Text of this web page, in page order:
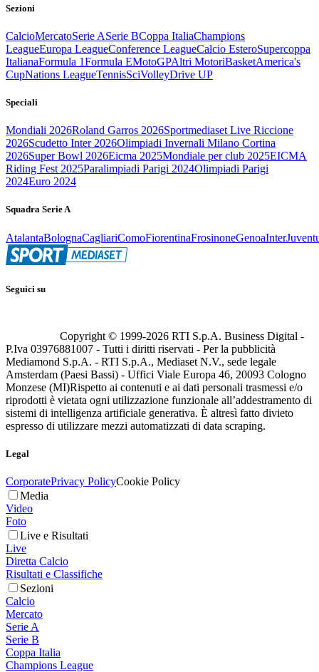
Sezioni
CalcioMercatoSerie ASerie BCoppa ItaliaChampions
LeagueEuropa LeagueConference LeagueCalcio EsteroSupercoppa
ItalianaFormula 1Formula EMotoGPAltri MotoriBasketAmerica's
CupNations LeagueTennisSciVolleyDrive UP
Speciali
Mondiali 2026Roland Garros 2026Sportmediaset Live Riccione
2026Scudetto Inter 2026Olimpiadi Invernali Milano Cortina
2026Super Bowl 2026Eicma 2025Mondiale per club 2025EICMA
Riding Fest 2025Paralimpiadi Parigi 2024Olimpiadi Parigi
2024Euro 2024
Squadra Serie A
AtalantaBolognaCagliariComoFiorentinaFrosinoneGenoaInter
Seguici su
Copyright © 1999-2026 RTI S.p.A. Business Digital -
P.Iva 03976881007 - Tutti i diritti riservati - Per la pubblicità
Mediamond S.p.A. - RTI S.p.A., Mediaset N.V., sede legale
Amsterdam (Paesi Bassi) - Uffici Viale Europa 46, 20093 Cologno
Monzese (MI)Rispetto ai contenuti e ai dati personali trasmessi e/o
riprodotti è vietata ogni utilizzazione funzionale all’addestramento di
sistemi di intelligenza artificiale generativa. È altresì fatto divieto
espresso di utilizzare mezzi automatizzati di data scraping.
Legal
CorporatePrivacy PolicyCookie Policy
Media
Video
Foto
Live e Risultati
Live
Diretta Calcio
Risultati e Classifiche
Sezioni
Calcio
Mercato
Serie A
Serie B
Coppa Italia
Champions League